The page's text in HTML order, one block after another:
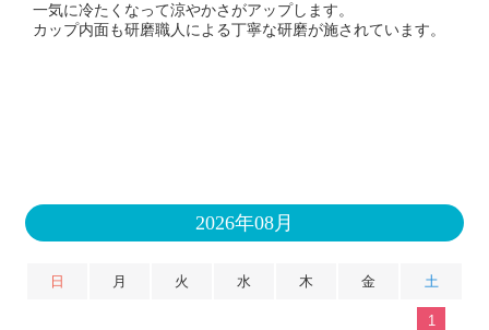
一気に冷たくなって涼やかさがアップします。
カップ内面も研磨職人による丁寧な研磨が施されています。
2026年08月
日 月 火 水 木 金 土
1